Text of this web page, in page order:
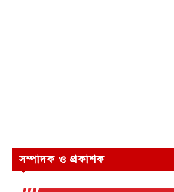
সম্পাদক ও প্রকাশক